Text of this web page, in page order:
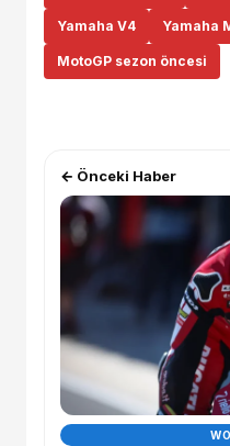
Yamaha V4 Yamaha
MotoGP sezon öncesi
← Önceki Haber